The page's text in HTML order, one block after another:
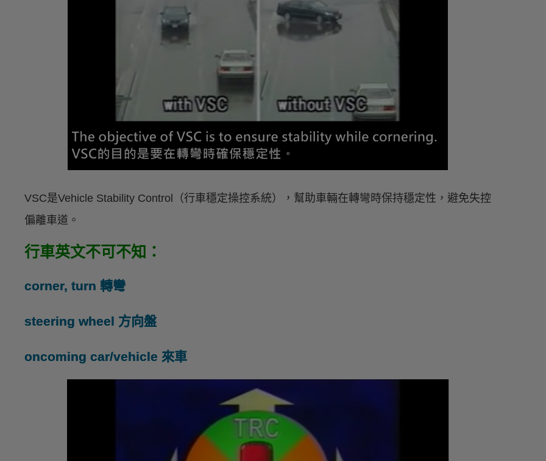
VSC是Vehicle Stability Control（行車穩定操控系統），幫助車輛在轉彎時保持穩定性，避免失控
偏離車道。
行車英文不可不知：
corner, turn 轉彎
steering wheel 方向盤
oncoming car/vehicle 來車